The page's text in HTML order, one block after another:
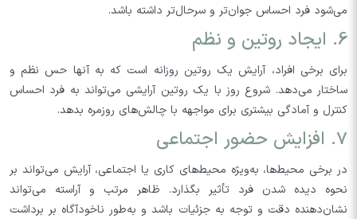
می‌شود فرد احساس جوان‌تر و سرحال‌تر داشته باشد.
6. ایجاد روتین و نظم
برای برخی افراد، آرایش یک روتین روزانه است که به آنها حس نظم و
ساختار می‌دهد. شروع روز با یک روتین آرایشی می‌تواند به فرد احساس
کنترل و آمادگی بیشتری برای مواجهه با چالش‌های روزمره بدهد.
7. افزایش حضور اجتماعی
در برخی محیط‌ها، به‌ویژه محیط‌های کاری یا اجتماعی، آرایش می‌تواند بر
نحوه دیده شدن فرد تأثیر بگذارد. ظاهر مرتب و آراسته می‌تواند
نشان‌دهنده دقت و توجه به جزئیات باشد و به‌طور ناخودآگاه بر برداشت